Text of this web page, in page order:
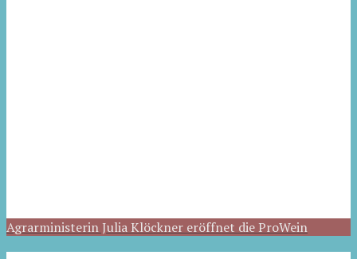
Agrarministerin Julia Klöckner eröffnet die ProWein